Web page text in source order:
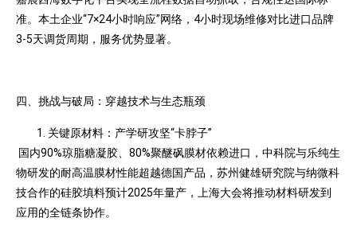
准。本土企业“7×24小时响应”网络，4小时现场维修对比进口品牌
3-5天调货周期，服务优势显著。
四、挑战与破局：穿越技术与生态瓶颈
关键原材料：产学研攻坚“卡脖子”
国内90%琼脂糖凝胶、80%聚醚砜膜材依赖进口，中科院与乐纯生
物研发的耐高温膜材性能超越德国产品，苏州健雄研究院与纳微科
技合作的硅胶填料预计2025年量产，上海大会将推动材料研发到
应用的全链条协作。